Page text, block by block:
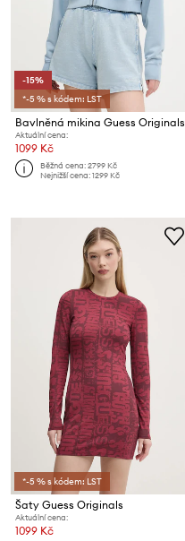
-15%
*-5 % s kódem: LST
Bavlněná mikina Guess Originals
Aktuální cena:
1099 Kč
Běžná cena:2799 Kč
Nejnižší cena:1299 Kč
*-5 % s kódem: LST
Šaty Guess Originals
Aktuální cena:
1099 Kč